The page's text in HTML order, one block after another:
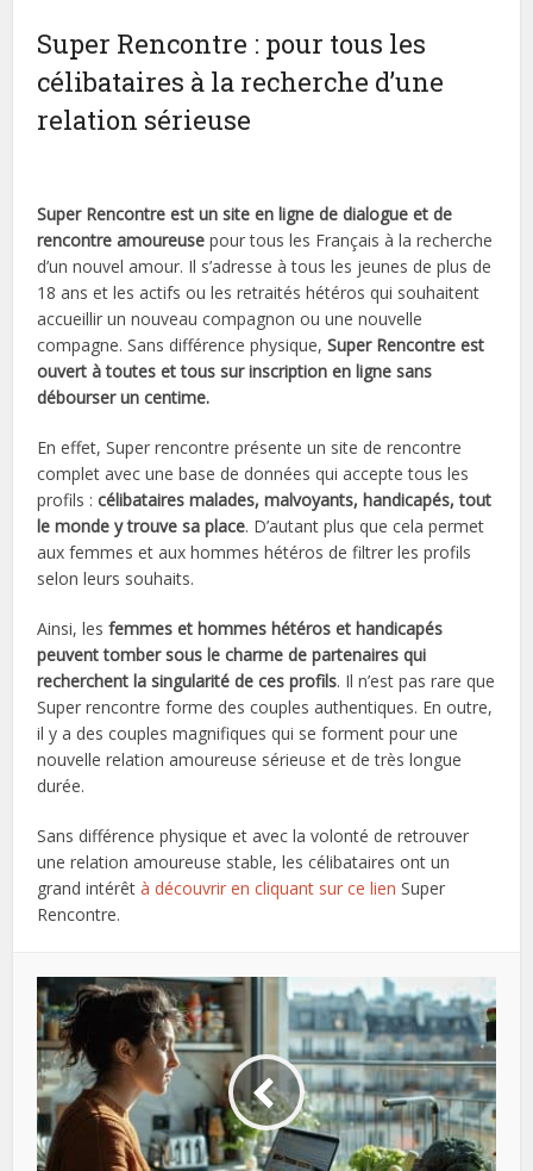
Super Rencontre : pour tous les
célibataires à la recherche d’une
relation sérieuse
Super Rencontre est un site en ligne de dialogue et de
rencontre amoureuse pour tous les Français à la recherche
d’un nouvel amour. Il s’adresse à tous les jeunes de plus de
18 ans et les actifs ou les retraités hétéros qui souhaitent
accueillir un nouveau compagnon ou une nouvelle
compagne. Sans différence physique,Super Rencontre est
ouvert à toutes et tous sur inscription en ligne sans
débourser un centime.
En effet, Super rencontre présente un site de rencontre
complet avec une base de données qui accepte tous les
profils :célibataires malades, malvoyants, handicapés, tout
le monde y trouve sa place. D’autant plus que cela permet
aux femmes et aux hommes hétéros de filtrer les profils
selon leurs souhaits.
Ainsi, lesfemmes et hommes hétéros et handicapés
peuvent tomber sous le charme de partenaires qui
recherchent la singularité de ces profils. Il n’est pas rare que
Super rencontre forme des couples authentiques. En outre,
il y a des couples magnifiques qui se forment pour une
nouvelle relation amoureuse sérieuse et de très longue
durée.
Sans différence physique et avec la volonté de retrouver
une relation amoureuse stable, les célibataires ont un
grand intérêtà découvrir en cliquant sur ce lien Super
Rencontre.